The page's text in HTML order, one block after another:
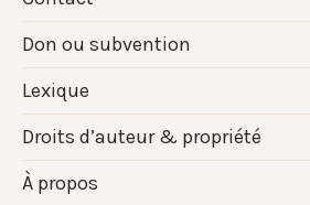
Don ou subvention
Lexique
Droits d’auteur & propriété
À propos